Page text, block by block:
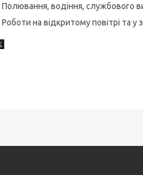
Полювання, водіння, службового
Роботи на відкритому повітрі та у